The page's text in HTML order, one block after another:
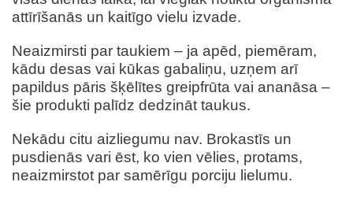
attīrīšanās un kaitīgo vielu izvade.
Neaizmirsti par taukiem – ja apēd, piemēram,
kādu desas vai kūkas gabaliņu, uzņem arī
papildus pāris šķēlītes greipfrūta vai ananāsa –
šie produkti palīdz dedzināt taukus.
Nekādu citu aizliegumu nav. Brokastīs un
pusdienās vari ēst, ko vien vēlies, protams,
neaizmirstot par samērīgu porciju lielumu.